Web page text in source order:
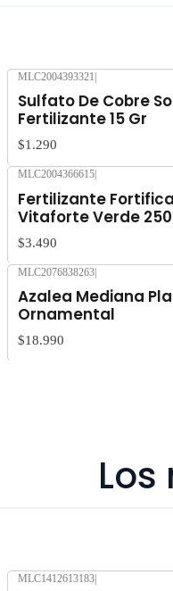
MLC2004393321
Sulfato De Cobre
Fertilizante 15 Gr
$1.290
MLC2004366615
Fertilizante
Vitaforte Verde
$3.490
MLC2076838263|
Azalea Mediana
Ornamental
$18.990
MLC1412613183